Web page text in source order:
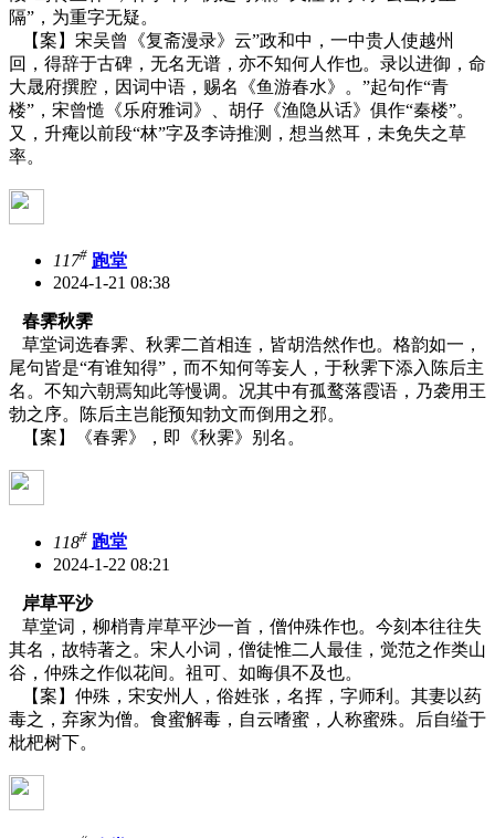
隔”，为重字无疑。
【案】宋吴曾《复斋漫录》云”政和中，一中贵人使越州
回，得辞于古碑，无名无谱，亦不知何人作也。录以进御，命
大晟府撰腔，因词中语，赐名《鱼游春水》。”起句作“青
楼”，宋曾慥《乐府雅词》、胡仔《渔隐从话》俱作“秦楼”。
又，升痷以前段“林”字及李诗推测，想当然耳，未免失之草
率。
117# 跑堂
2024-1-21 08:38
春霁秋霁
草堂词选春霁、秋霁二首相连，皆胡浩然作也。格韵如一，
尾句皆是“有谁知得”，而不知何等妄人，于秋霁下添入陈后主
名。不知六朝焉知此等慢调。况其中有孤鹜落霞语，乃袭用王
勃之序。陈后主岂能预知勃文而倒用之邪。
【案】《春霁》，即《秋霁》别名。
118# 跑堂
2024-1-22 08:21
岸草平沙
草堂词，柳梢青岸草平沙一首，僧仲殊作也。今刻本往往失
其名，故特著之。宋人小词，僧徒惟二人最佳，觉范之作类山
谷，仲殊之作似花间。祖可、如晦俱不及也。
【案】仲殊，宋安州人，俗姓张，名挥，字师利。其妻以药
毒之，弃家为僧。食蜜解毒，自云嗜蜜，人称蜜殊。后自缢于
枇杷树下。